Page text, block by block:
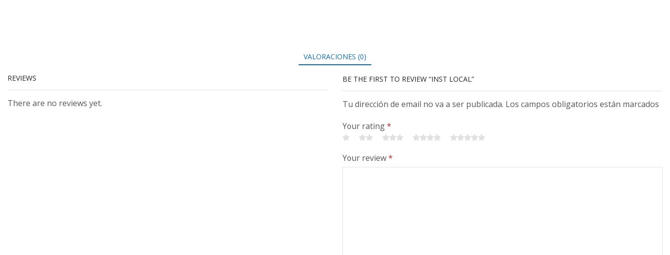
VALORACIONES (0)
REVIEWS
There are no reviews yet.
BE THE FIRST TO REVIEW “INST LOCAL”
Tu dirección de email no va a ser publicada. Los campos obligatorios están marcados
Your rating*
Your review*